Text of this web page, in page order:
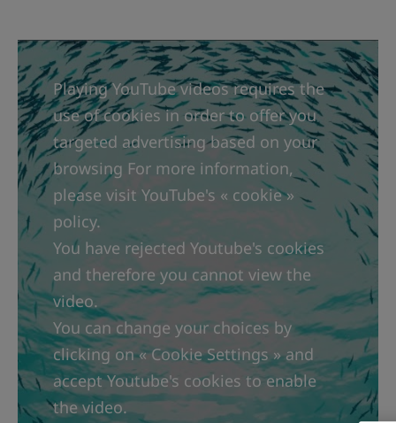
Playing YouTube videos requires the
use of cookies in order to offer you
targeted advertising based on your
browsing For more information,
please visit YouTube's « cookie »
policy.
You have rejected Youtube's cookies
and therefore you cannot view the
video.
You can change your choices by
clicking on « Cookie Settings » and
accept Youtube's cookies to enable
the video.